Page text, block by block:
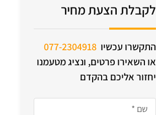
לקבלת הצעת מחיר
התקשרו עכשיו077-2304918
או השאירו פרטים, ונציג מטעמנו
יחזור אליכם בהקדם